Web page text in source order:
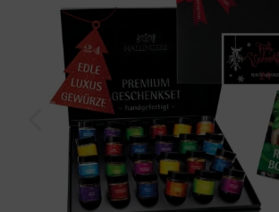
Geburtstag